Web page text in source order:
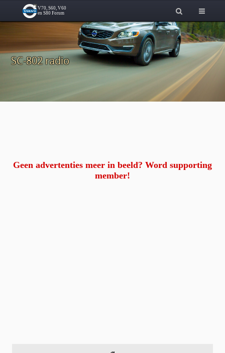
SC-802 radio
Geen advertenties meer in beeld? Word supporting
member!